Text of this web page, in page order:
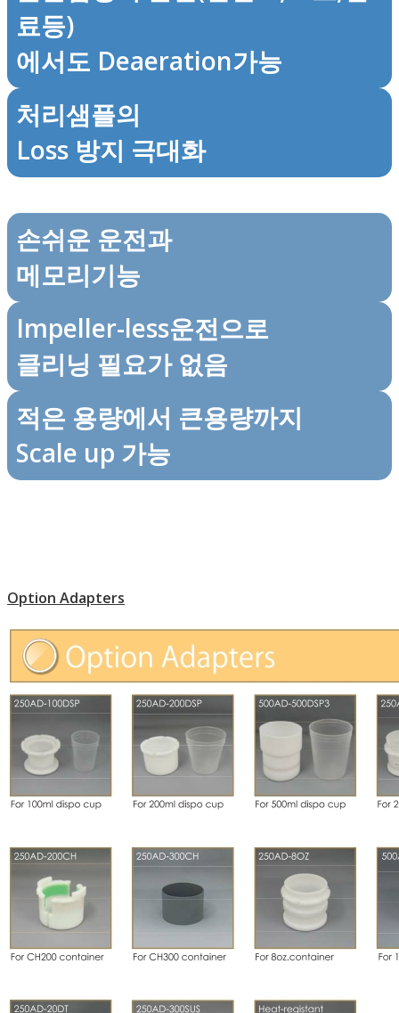
료등)
에서도 Deaeration가능
처리샘플의
Loss 방지 극대화
손쉬운 운전과
메모리기능
Impeller-less운전으로
클리닝 필요가 없음
적은 용량에서 큰용량까지
Scale up 가능
Option Adapters